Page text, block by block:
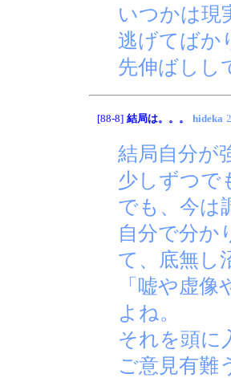
いつかは現
逃げてばか
先伸ばしし
[88-8] 結局は。。。 hideka
結局自分が
少しずつで
でも、今は
自分で分か
て、底無し
「嘘や虚
よね。
それを頭に
ご意見有難